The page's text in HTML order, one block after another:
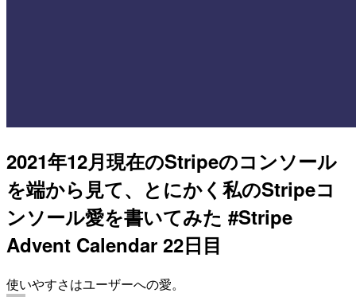
2021年12月現在のStripeのコンソール
を端から見て、とにかく私のStripeコ
ンソール愛を書いてみた #Stripe
Advent Calendar 22日目
使いやすさはユーザーへの愛。